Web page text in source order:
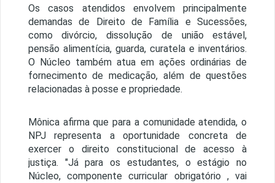
Os casos atendidos envolvem principalmente
demandas de Direito de Família e Sucessões,
como divórcio, dissolução de união estável,
pensão alimentícia, guarda, curatela e inventários.
O Núcleo também atua em ações ordinárias de
fornecimento de medicação, além de questões
relacionadas à posse e propriedade.
Mônica afirma que para a comunidade atendida, o
NPJ representa a oportunidade concreta de
exercer o direito constitucional de acesso à
justiça. "Já para os estudantes, o estágio no
Núcleo, componente curricular obrigatório , vai